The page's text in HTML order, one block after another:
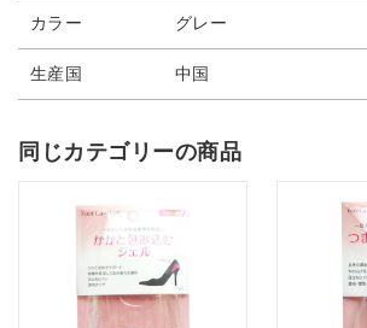
カラー グレー
生産国 中国
同じカテゴリーの商品